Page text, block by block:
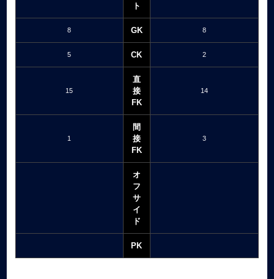
ト
8 GK 8
5 CK 2
15
直
接
FK
14
1
間
接
FK
3
オ
フ
サ
イ
ド
PK